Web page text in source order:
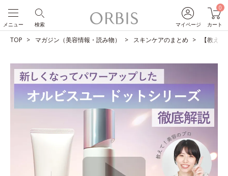
マイページ
0
カート
検索
メニュー
TOP マガジン（美容情報・読み物） スキンケアのまとめ 【教え